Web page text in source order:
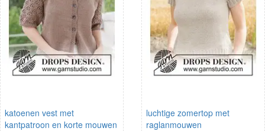
katoenen vest met
kantpatroon en korte mouwen
luchtige zomertop met
raglanmouwen